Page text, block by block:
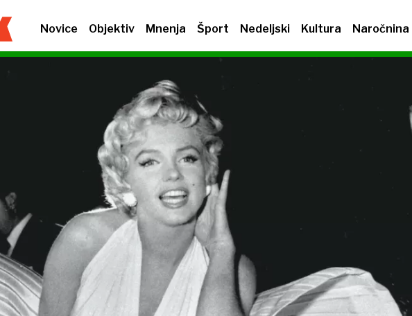
Novice Objektiv Mnenja Šport Nedeljski Kultura Naročnina